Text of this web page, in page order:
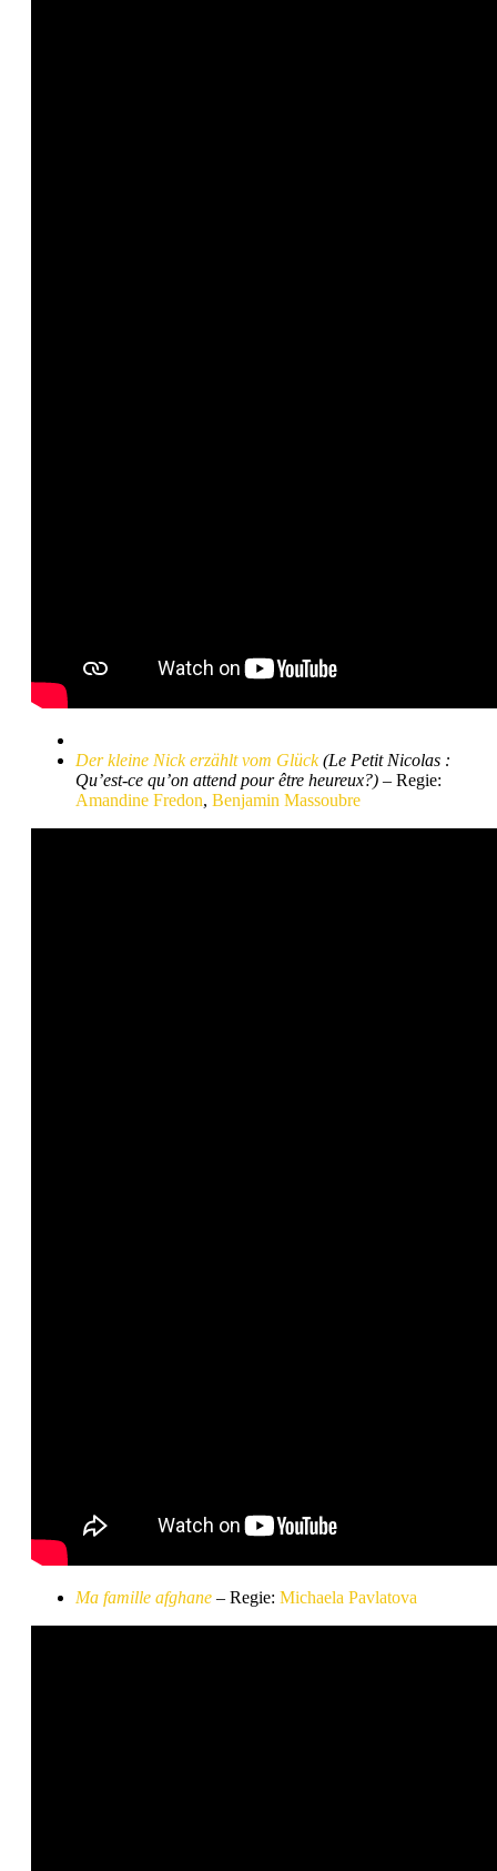
Der kleine Nick erzählt vom Glück(Le Petit Nicolas :
Qu’est-ce qu’on attend pour être heureux?) – Regie:
Amandine Fredon, Benjamin Massoubre
Ma famille afghane – Regie: Michaela Pavlatova